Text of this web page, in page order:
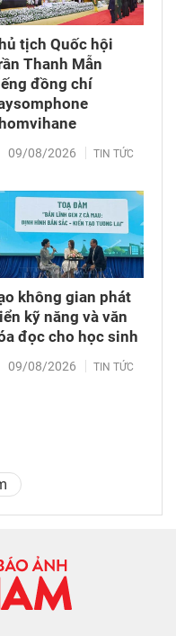
tịch Quốc hội
Thanh Mẫn
đồng chí
09/08/2026 TIN TỨC
không gian phát
kỹ năng và văn
đọc cho học sinh
09/08/2026 TIN TỨC